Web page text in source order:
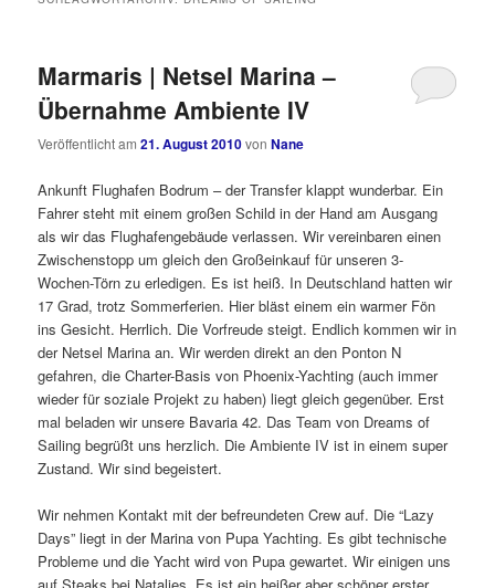
Marmaris | Netsel Marina –
Übernahme Ambiente IV
Veröffentlicht am21. August 2010vonNane
Ankunft Flughafen Bodrum – der Transfer klappt wunderbar. Ein
Fahrer steht mit einem großen Schild in der Hand am Ausgang
als wir das Flughafengebäude verlassen. Wir vereinbaren einen
Zwischenstopp um gleich den Großeinkauf für unseren 3-
Wochen-Törn zu erledigen. Es ist heiß. In Deutschland hatten wir
17 Grad, trotz Sommerferien. Hier bläst einem ein warmer Fön
ins Gesicht. Herrlich. Die Vorfreude steigt. Endlich kommen wir in
der Netsel Marina an. Wir werden direkt an den Ponton N
gefahren, die Charter-Basis von Phoenix-Yachting (auch immer
wieder für soziale Projekt zu haben) liegt gleich gegenüber. Erst
mal beladen wir unsere Bavaria 42. Das Team von Dreams of
Sailing begrüßt uns herzlich. Die Ambiente IV ist in einem super
Zustand. Wir sind begeistert.
Wir nehmen Kontakt mit der befreundeten Crew auf. Die “Lazy
Days” liegt in der Marina von Pupa Yachting. Es gibt technische
Probleme und die Yacht wird von Pupa gewartet. Wir einigen uns
auf Steaks bei Natalies. Es ist ein heißer aber schöner erster